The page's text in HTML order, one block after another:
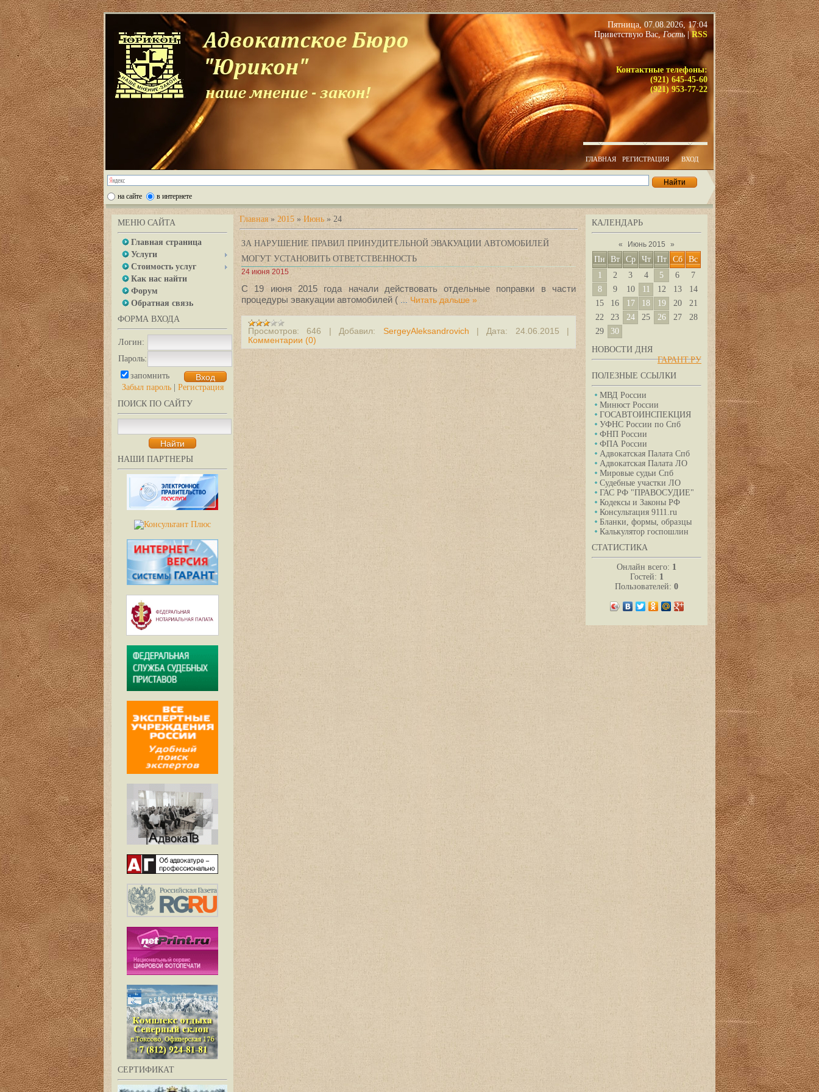
Пятница, 07.08.2026, 17:04
Приветствую Вас,Гость|RSS
Контактные телефоны:
(921) 645-45-60
(921) 953-77-22
ГЛАВНАЯ РЕГИСТРАЦИЯ ВХОД
на сайте в интернете
МЕНЮ САЙТА
Главная страница
Услуги
Стоимость услуг
Как нас найти
Форум
Обратная связь
ФОРМА ВХОДА
Логин:
Пароль:
запомнить
Забыл пароль| Регистрация
ПОИСК ПО САЙТУ
НАШИ ПАРТНЕРЫ
СЕРТИФИКАТ
КАЛЕНДАРЬ
« Июнь 2015 »
Пн Вт Ср Чт Пт Сб
Вс
1
2 3 4 5 6
7
8
9 10 11 12 13
14
15
16 17 18 19 20
21
22
23 24 25 26 27
28
29
30
НОВОСТИ ДНЯ
ГАРАНТ.РУ
ПОЛЕЗНЫЕ ССЫЛКИ
МВД России
Минюст России
ГОСАВТОИНСПЕКЦИЯ
УФНС России по Спб
ФНП России
ФПА России
Адвокатская Палата Спб
Адвокатская Палата ЛО
Мировые судьи Спб
Судебные участки ЛО
ГАС РФ "ПРАВОСУДИЕ"
Кодексы и Законы РФ
Консультация 9111.ru
Бланки, формы, образцы
Калькулятор госпошлин
СТАТИСТИКА
Онлайн всего: 1
Гостей: 1
Пользователей: 0
Главная » 2015 » Июнь » 24
ЗА НАРУШЕНИЕ ПРАВИЛ ПРИНУДИТЕЛЬНОЙ ЭВАКУАЦИИ АВТОМОБИЛЕЙ
МОГУТ УСТАНОВИТЬ ОТВЕТСТВЕННОСТЬ
24 июня 2015
С 19 июня 2015 года начали действовать отдельные поправки в части
процедуры эвакуации автомобилей ( ... Читать дальше »
Просмотров: 646 | Добавил: SergeyAleksandrovich | Дата: 24.06.2015
|
Комментарии (0)